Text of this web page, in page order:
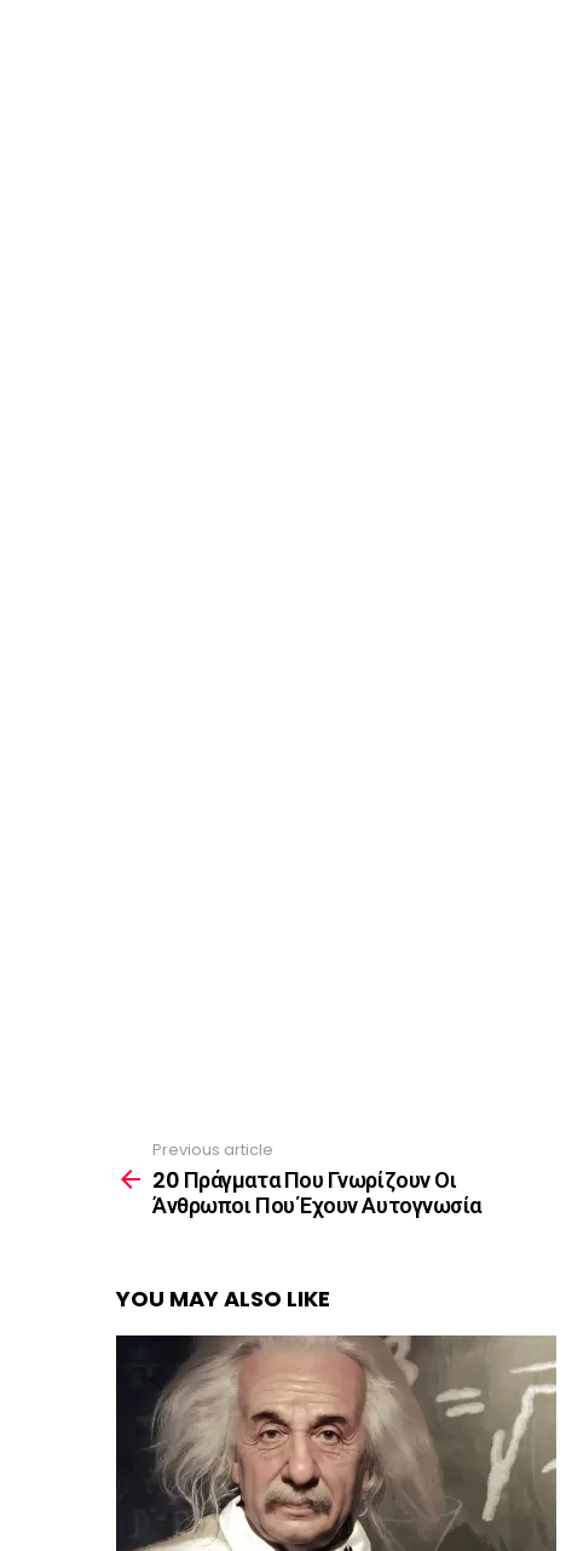
more
Previous article
20 Πράγματα Που Γνωρίζουν Οι
Άνθρωποι Που Έχουν Αυτογνωσία
YOU MAY ALSO LIKE